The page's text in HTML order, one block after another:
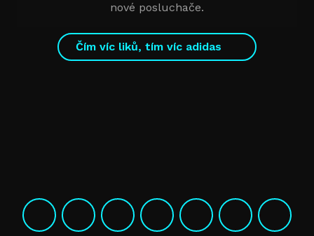
nové posluchače.
Čím víc liků, tím víc adidas